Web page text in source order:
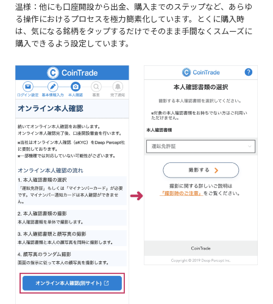
温様：他にも口座開設から出金、購入までのステップなど、あらゆ
る操作におけるプロセスを極力簡素化しています。とくに購入時
は、気になる銘柄をタップするだけでそのまま手間なくスムーズに
購入できるよう設定しています。